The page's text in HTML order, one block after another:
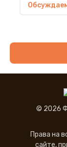
© 2026
Права на
сайте,